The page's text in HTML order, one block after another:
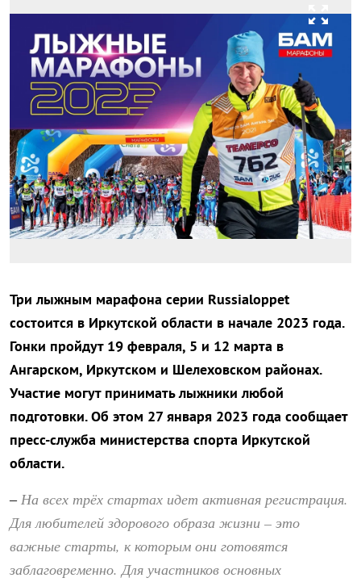
zoom_out_map
Три лыжным марафона серии Russialoppet
состоится в Иркутской области в начале 2023 года.
Гонки пройдут 19 февраля, 5 и 12 марта в
Ангарском, Иркутском и Шелеховском районах.
Участие могут принимать лыжники любой
подготовки. Об этом 27 января 2023 года сообщает
пресс-служба министерства спорта Иркутской
области.
–На всех трёх стартах идет активная регистрация.
Для любителей здорового образа жизни – это
важные старты, к которым они готовятся
заблаговременно. Для участников основных